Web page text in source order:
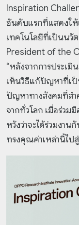
Inspiration
อันดับแรกที่แสดงใ
เทคโนโลยีที่เป็นนวั
President of the
“หลังจากการประเมิ
เห็นวิธีแก้ปัญหาที่เป็
ปัญหาทางสังคมที่ส
จากทั่วโลก เมื่อร่วม
หวังว่าจะได้ร่วมงา
ทรงคุณค่าเหล่านี้ไป